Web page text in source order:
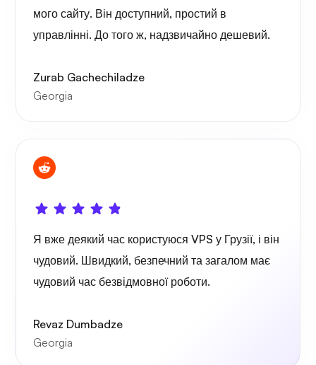
Плейтуб
Графана
мого сайту. Він доступний, простий в
управлінні. До того ж, надзвичайно дешевий.
Zurab Gachechiladze
Georgia
Я вже деякий час користуюся VPS у Грузії, і він
чудовий. Швидкий, безпечний та загалом має
чудовий час безвідмовної роботи.
Revaz Dumbadze
Georgia